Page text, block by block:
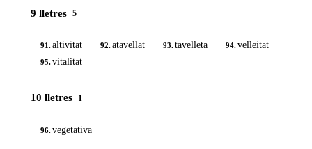
9 lletres 5
91.altivitat 92.atavellat 93.tavelleta 94.velleitat
95.vitalitat
10 lletres 1
96.vegetativa